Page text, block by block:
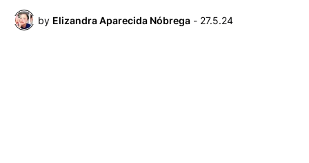
by Elizandra Aparecida Nóbrega - 27.5.24